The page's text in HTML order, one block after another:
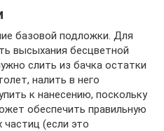
базовой подложки. Для
высыхания бесцветной
слить из бачка остатки
налить в него
к нанесению, поскольку
обеспечить правильную
(если это